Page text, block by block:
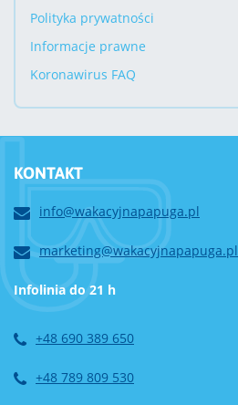
Polityka prywatności
Informacje prawne
Koronawirus FAQ
KONTAKT
info@wakacyjnapapuga.pl
marketing@wakacyjnapapuga.pl
Infolinia do 21 h
+48 690 389 650
+48 789 809 530